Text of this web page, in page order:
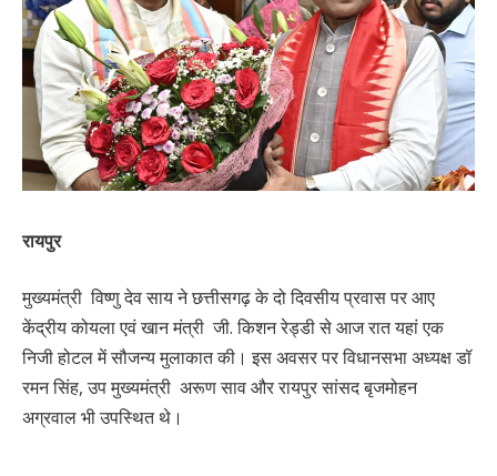
रायपुर
मुख्यमंत्री विष्णु देव साय ने छत्तीसगढ़ के दो दिवसीय प्रवास पर आए
केंद्रीय कोयला एवं खान मंत्री जी. किशन रेड्डी से आज रात यहां एक
निजी होटल में सौजन्य मुलाकात की। इस अवसर पर विधानसभा अध्यक्ष डॉ
रमन सिंह, उप मुख्यमंत्री अरूण साव और रायपुर सांसद बृजमोहन
अग्रवाल भी उपस्थित थे।